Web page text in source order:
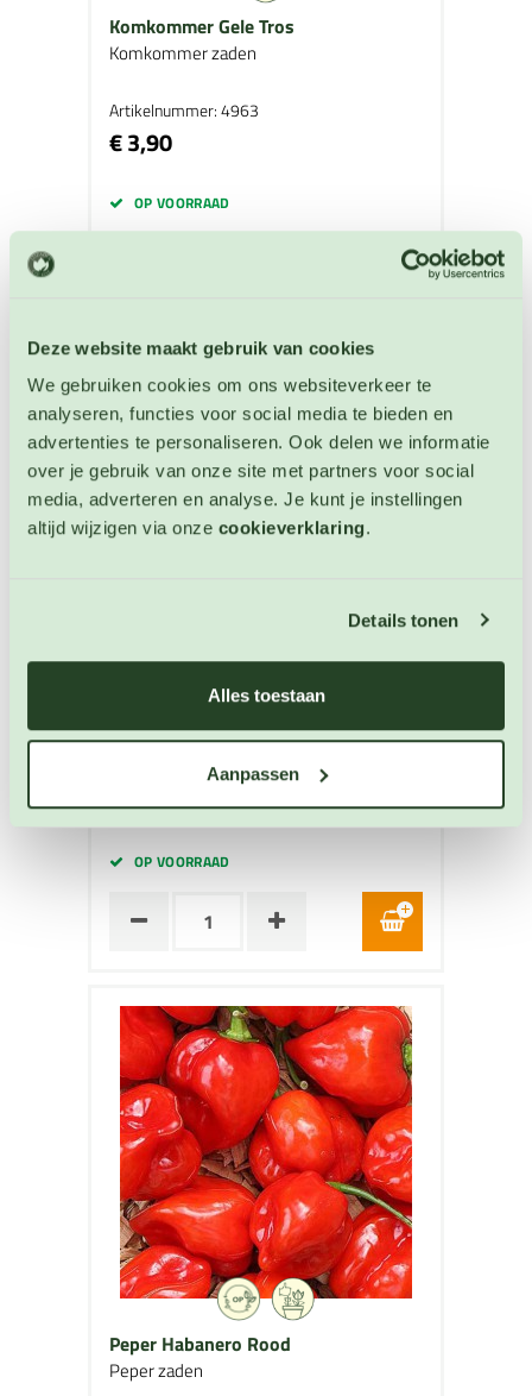
Deze website maakt gebruik van cookies
We gebruiken cookies om ons websiteverkeer te
analyseren, functies voor social media te bieden en
advertenties te personaliseren. Ook delen we informatie
over je gebruik van onze site met partners voor social
media, adverteren en analyse. Je kunt je instellingen
altijd wijzigen via onze cookieverklaring.
Details tonen
Alles toestaan
Aanpassen
Komkommer Gele Tros
Komkommer zaden
Artikelnummer: 4963
€ 3,90
OP VOORRAAD
Peper Bird Eye
Artikelnummer: 746
€ 3,55
OP VOORRAAD
Peper Habanero Rood
Peper zaden